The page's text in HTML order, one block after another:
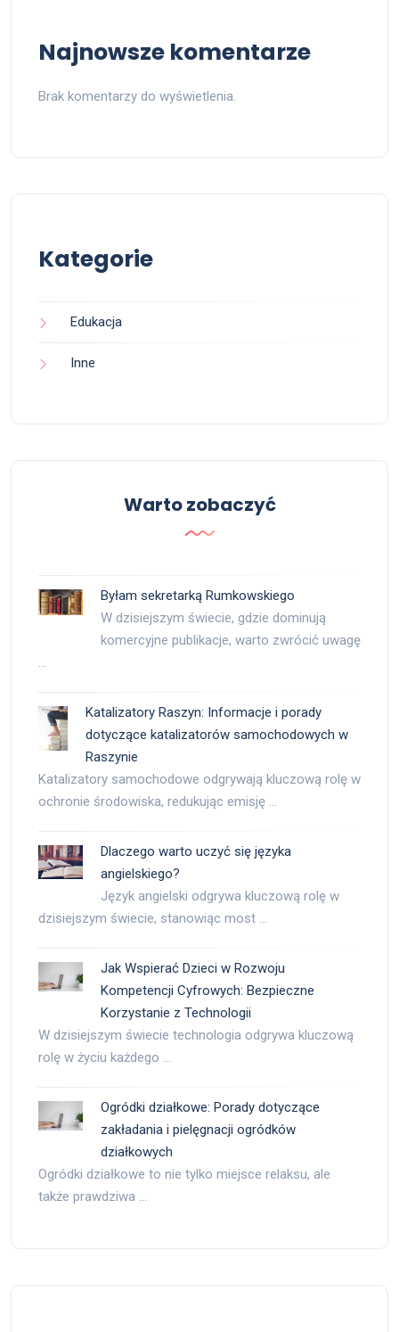
Najnowsze komentarze
Brak komentarzy do wyświetlenia.
Kategorie
Edukacja
Inne
Warto zobaczyć
Byłam sekretarką Rumkowskiego
W dzisiejszym świecie, gdzie dominują
komercyjne publikacje, warto zwrócić uwagę
…
Katalizatory Raszyn: Informacje i porady
dotyczące katalizatorów samochodowych w
Raszynie
Katalizatory samochodowe odgrywają kluczową rolę w
ochronie środowiska, redukując emisję …
Dlaczego warto uczyć się języka
angielskiego?
Język angielski odgrywa kluczową rolę w
dzisiejszym świecie, stanowiąc most …
Jak Wspierać Dzieci w Rozwoju
Kompetencji Cyfrowych: Bezpieczne
Korzystanie z Technologii
W dzisiejszym świecie technologia odgrywa kluczową
rolę w życiu każdego …
Ogródki działkowe: Porady dotyczące
zakładania i pielęgnacji ogródków
działkowych
Ogródki działkowe to nie tylko miejsce relaksu, ale
także prawdziwa …